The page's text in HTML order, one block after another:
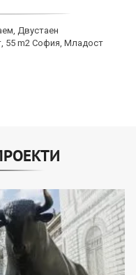
Двустаен
55 m2 София, Младост